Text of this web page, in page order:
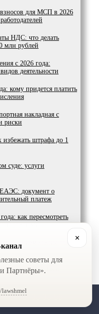
для МСП в 2026
НДС: что делать
млн рублей
с 2026 года:
деятельности
кому придется платить
накладная с
риски
избежать штрафа до 1
суде: услуги
документ о
платеж
как пересмотреть
изменения для
документы и
англоязычных
и что он реально
✕
советы для
Партнёры».
lawshmel
(8452) 30-90-56